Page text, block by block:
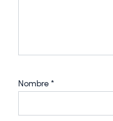
Nombre *